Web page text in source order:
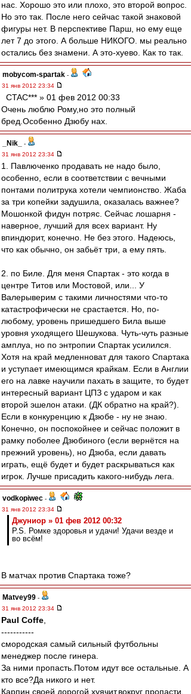
нас. Хорошо это или плохо, это второй вопрос.
Но это так. После него сейчас такой знаковой
фигуры нет. В перспективе Парш, но ему еще
лет 7 до этого. А больше НИКОГО. мы реально
остались без знамени. А это-хуево. Как то так.
mobycom-spartak -
31 янв 2012 23:34
CTAC*** » 01 фев 2012 00:33
Очень люблю Рому,но это полный
бред.Особенно Дзюбу нах.
_Nik_
-
31 янв 2012 23:34
1. Павлюченко продавать не надо было,
особенно, если в соответствии с вечными
понтами политрука хотели чемпионство. Жаба
за три копейки задушила, оказалась важнее?
Мошонкой фидун потряс. Сейчас лошарня -
наверное, лучший для всех вариант. Ну
впиндюрит, конечно. Не без этого. Надеюсь,
что как обычно, он забьёт три, а ему пять.
2. по Биле. Для меня Спартак - это когда в
центре Титов или Мостовой, или... У
Валерыверим с такими личностями что-то
катастрофически не срастается. Но, по-
любому, уровень пришедшего Била выше
уровня уходящего Шешукова. Чуть-чуть разные
амплуа, но по энтропии Спартак усилился.
Хотя на край медленноват для такого Спартака
и уступает имеющимся крайкам. Если в Англии
его на лавке научили пахать в защите, то будет
интересный вариант ЦПЗ с ударом и как
второй эшелон атаки. (ДК обратно на край?).
Если в конкуренцию к Дзюбе - ну не знаю.
Конечно, он поспокойнее и сейчас положит в
рамку поболее Дзюбиного (если вернётся на
прежний уровень), но Дзюба, если давать
играть, ещё будет и будет раскрываться как
игрок. Лучше присадить какого-нибудь лега.
vodkopiwec -
31 янв 2012 23:34
Джуниор » 01 фев 2012 00:32
P.S. Ромке здоровья и удачи! Удачи везде и
во всём!
В матчах против Спартака тоже?
Matvey99 -
31 янв 2012 23:34
Paul Coffe
-----------
смородская самый сильный футбольны
менеджер после гинера.
За ними пропасть.Потом идут все остальные. А
кто все?Да никого и нет.
Карпин своей дорогой хуячит,вокруг пропасти,